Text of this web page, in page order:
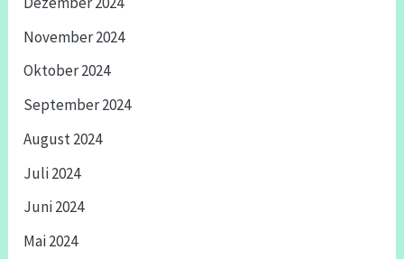
November 2024
Oktober 2024
September 2024
August 2024
Juli 2024
Juni 2024
Mai 2024